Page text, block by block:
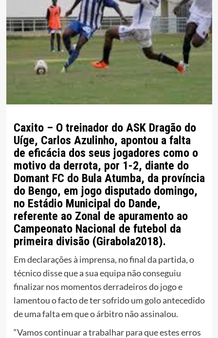
Caxito – O treinador do ASK Dragão do
Uíge, Carlos Azulinho, apontou a falta
de eficácia dos seus jogadores como o
motivo da derrota, por 1-2, diante do
Domant FC do Bula Atumba, da província
do Bengo, em jogo disputado domingo,
no Estádio Municipal do Dande,
referente ao Zonal de apuramento ao
Campeonato Nacional de futebol da
primeira divisão (Girabola2018).
Em declarações à imprensa, no final da partida, o
técnico disse que a sua equipa não conseguiu
finalizar nos momentos derradeiros do jogo e
lamentou o facto de ter sofrido um golo antecedido
de uma falta em que o árbitro não assinalou.
“Vamos continuar a trabalhar para que estes erros